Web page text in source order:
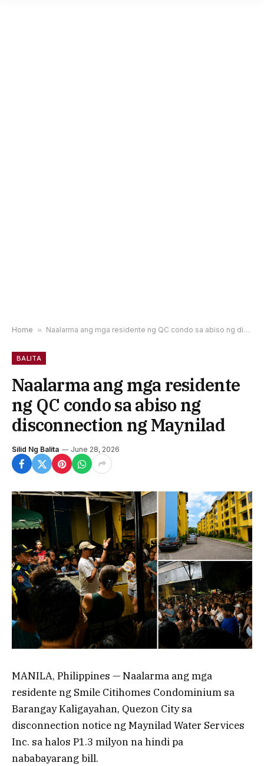
Home » Naalarma ang mga residente ng QC condo sa abiso ng disconnection ng Maynilad
BALITA
Naalarma ang mga residente
ng QC condo sa abiso ng
disconnection ng Maynilad
Silid Ng Balita June 28, 2026
MANILA, Philippines — Naalarma ang mga
residente ng Smile Citihomes Condominium sa
Barangay Kaligayahan, Quezon City sa
disconnection notice ng Maynilad Water Services
Inc. sa halos P1.3 milyon na hindi pa
nababayarang bill.